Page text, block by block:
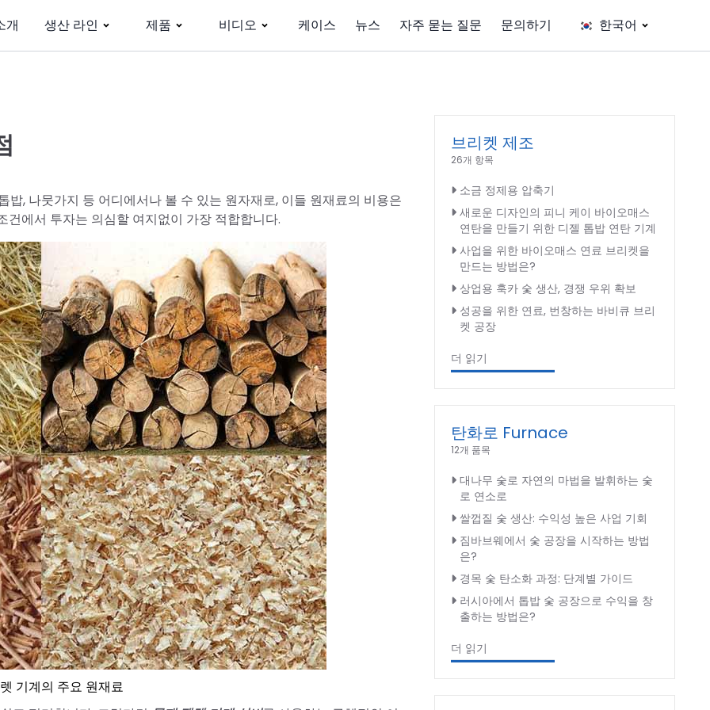
개 생산 라인 제품 비디오 케이스 뉴스 자주 묻는 질문 문의하기 한국어
, 나뭇가지 등 어디에서나 볼 수 있는 원자재로, 이들 원재료의 비용은
에서 투자는 의심할 여지없이 가장 적합합니다.
기계의 주요 원재료
브리켓 제조
26개 항목
소금 정제용 압축기
새로운 디자인의 피니 케이 바이오매스
연탄을 만들기 위한 디젤 톱밥 연탄 기계
사업을 위한 바이오매스 연료 브리켓을
만드는 방법은?
상업용 훅카 숯 생산, 경쟁 우위 확보
성공을 위한 연료, 번창하는 바비큐 브리
켓 공장
더 읽기
탄화로 Furnace
12개 품목
대나무 숯로 자연의 마법을 발휘하는 숯
로 연소로
쌀껍질 숯 생산: 수익성 높은 사업 기회
짐바브웨에서 숯 공장을 시작하는 방법
은?
경목 숯 탄소화 과정: 단계별 가이드
러시아에서 톱밥 숯 공장으로 수익을 창
출하는 방법은?
더 읽기